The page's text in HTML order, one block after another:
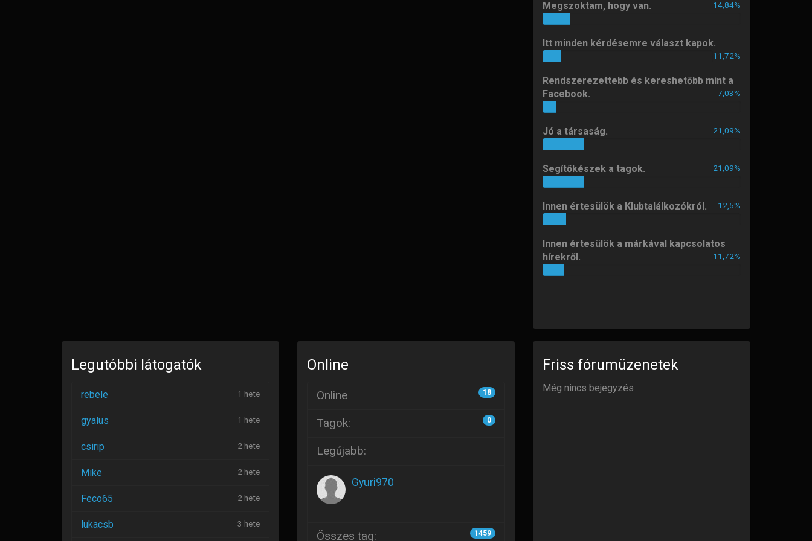
Sziasztok! Dacia Dokker Artic
Elsősorban a csomagtérben lévő
vezetékek, opcionális csatlakozók,
és annak biztosítéktábla bekötései
érdekelnek. Segítségeteket előre is
köszönöm.
nfero
Megszoktam, hogy van. 14,84%
Itt minden kérdésemre választ kapok.
11,72%
Rendszerezettebb és kereshetőbb mint a
Facebook.
7,03%
Jó a társaság. 21,09%
Segítőkészek a tagok. 21,09%
Innen értesülök a Klubtalálkozókról. 12,5%
Innen értesülök a márkával kapcsolatos
hírekről.
11,72%
Legutóbbi látogatók
rebele 1 hete
gyalus 1 hete
csirip 2 hete
Mike 2 hete
Feco65 2 hete
lukacsb 3 hete
Online
Online 18
Tagok: 0
Legújabb:
Gyuri970
Összes tag: 1459
Friss fórumüzenetek
Még nincs bejegyzés